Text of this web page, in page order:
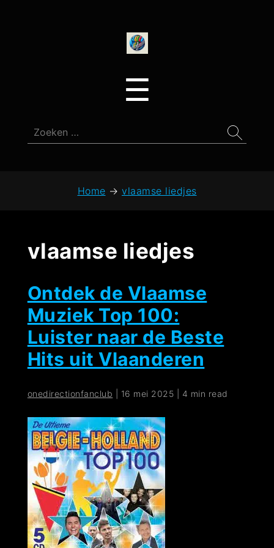
☰
Zoeken
naar:
Home → vlaamse liedjes
vlaamse liedjes
Ontdek de Vlaamse
Muziek Top 100:
Luister naar de Beste
Hits uit Vlaanderen
onedirectionfanclub 16 mei 2025 4 min read